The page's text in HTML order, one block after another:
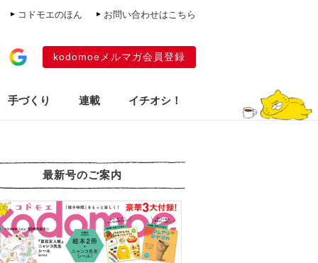
コドモエのほん お問い合わせはこちら
kodomoeメルマガ会員登録
手づくり 連載 イチオシ！
最新号のご案内